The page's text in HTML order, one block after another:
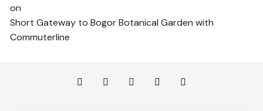
on
Short Gateway to Bogor Botanical Garden with
Commuterline